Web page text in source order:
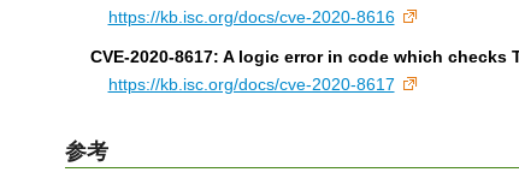
https://kb.isc.org/docs/cve-2020-8616
CVE-2020-8617: A logic error in code which
https://kb.isc.org/docs/cve-2020-8617
参考